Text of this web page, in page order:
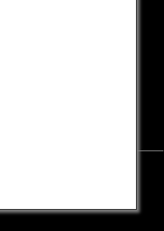
を選択してください)